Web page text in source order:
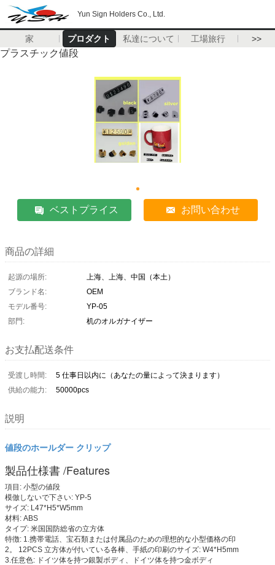
Yun Sign Holders Co., Ltd.
家 プロダクト 私達について 工場旅行 >>
プラスチック値段
ベストプライス お問い合わせ
商品の詳細
起源の場所:
上海、上海、中国（本土）
ブランド名:
OEM
モデル番号:
YP-05
部門:
机のオルガナイザー
お支払配送条件
受渡し時間:
5 仕事日以内に（あなたの量によって決まります）
供給の能力:
50000pcs
説明
値段のホールダー クリップ
製品仕様書 /Features
項目: 小型の値段
模倣しないで下さい: YP-5
サイズ: L47*H5*W5mm
材料: ABS
タイプ: 米国国防総省の立方体
特徴: 1.携帯電話、宝石類または付属品のための理想的な小型価格の印
2。 12PCS 立方体が付いている各棒、手紙の印刷のサイズ: W4*H5mm
3.任意色: ドイツ体を持つ銀製ボディ、ドイツ体を持つ金ボディ